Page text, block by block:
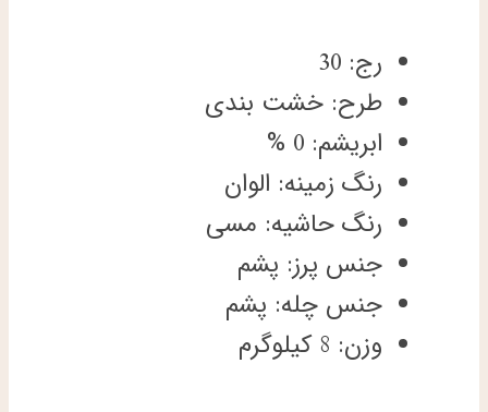
رج: 30
طرح: خشت بندی
ابریشم: 0 %
رنگ زمینه: الوان
رنگ حاشیه: مسی
جنس پرز: پشم
جنس چله: پشم
وزن: 8 کیلوگرم